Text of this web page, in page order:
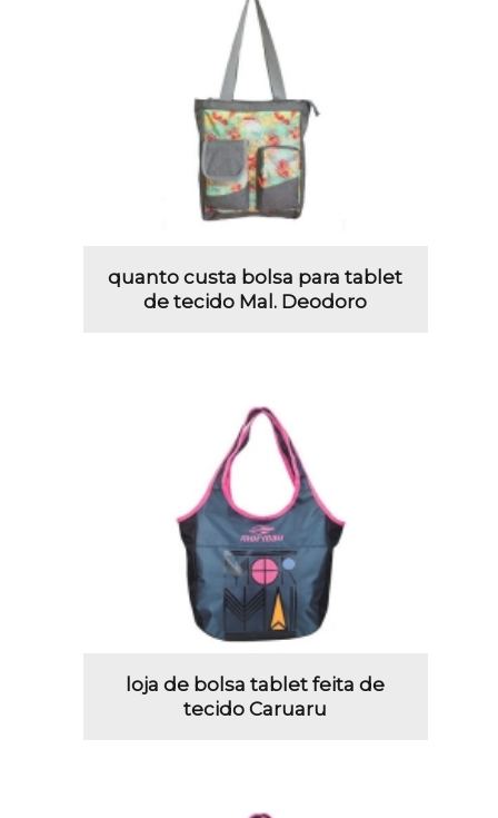
quanto custa bolsa para tablet
de tecido Mal. Deodoro
loja de bolsa tablet feita de
tecido Caruaru